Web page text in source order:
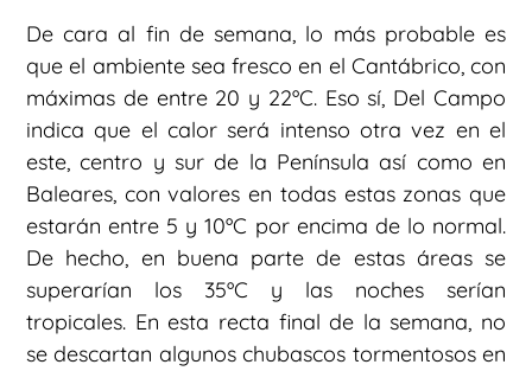
De cara al fin de semana, lo más probable es
que el ambiente sea fresco en el Cantábrico, con
máximas de entre 20 y 22ºC. Eso sí, Del Campo
indica que el calor será intenso otra vez en el
este, centro y sur de la Península así como en
Baleares, con valores en todas estas zonas que
estarán entre 5 y 10ºC por encima de lo normal.
De hecho, en buena parte de estas áreas se
superarían los 35ºC y las noches serían
tropicales. En esta recta final de la semana, no
se descartan algunos chubascos tormentosos en